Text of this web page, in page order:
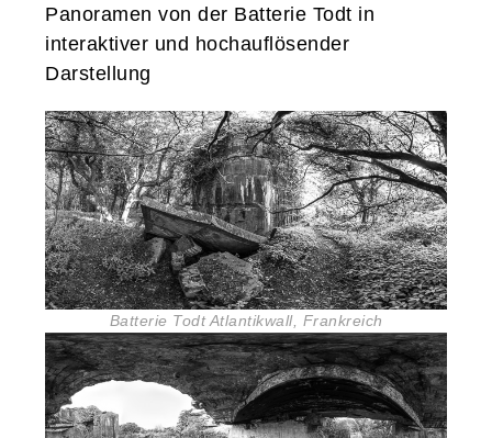
Panoramen von der Batterie Todt in
interaktiver und hochauflösender
Darstellung
Batterie Todt Atlantikwall, Frankreich